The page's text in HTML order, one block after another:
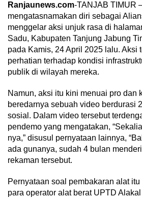
Ranjaunews.com-TANJAB TIMUR
mengatasnamakan diri sebagai
menggelar aksi unjuk rasa di
Sadu, Kabupaten Tanjung Jabung
pada Kamis, 24 April 2025 lalu. Aksi
perhatian terhadap kondisi
publik di wilayah mereka.
Namun, aksi itu kini menuai pro dan
beredarnya sebuah video berdurasi
sosial. Dalam video tersebut
pendemo yang mengatakan,
nya,” disusul pernyataan lainnya,
ada gunanya, sudah 4 bulan
rekaman tersebut.
Pernyataan soal pembakaran alat
para operator alat berat UPTD